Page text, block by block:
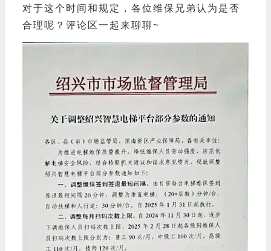
对于这个时间和规定，各位维保兄弟认为是否
合理呢？评论区一起来聊聊~